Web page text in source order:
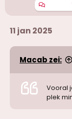
:11 jan 2025
Macab zei:
Vooral
plek